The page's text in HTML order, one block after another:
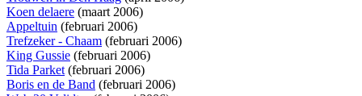
Koen delaere (maart 2006)
Appeltuin (februari 2006)
Trefzeker - Chaam (februari 2006)
King Gussie (februari 2006)
Tida Parket(februari 2006)
Boris en de Band (februari 2006)